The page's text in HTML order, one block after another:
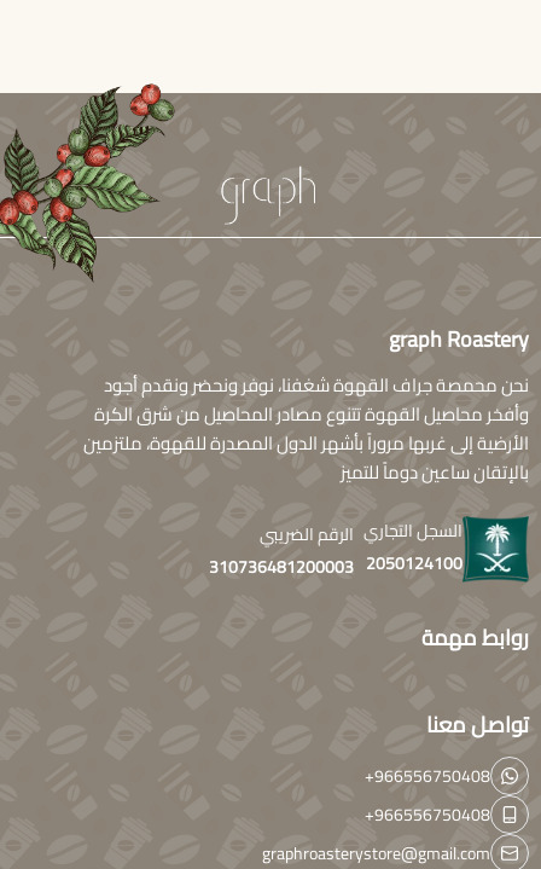
graph Roastery
نحن محمصة جراف القهوة شغفنا، نوفر ونحضر ونقدم أجود
وأفخر محاصيل القهوة تتنوع مصادر المحاصيل من شرق الكرة
الأرضية إلى غربها مروراً بأشهر الدول المصدرة للقهوة، ملتزمين
بالإتقان ساعين دوماً للتميز
السجل التجاري
2050124100
الرقم الضريبي
310736481200003
روابط مهمة
تواصل معنا
+966556750408
+966556750408
graphroasterystore@gmail.com